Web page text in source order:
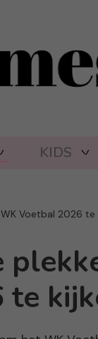
KIDS
Voetbal 2026 te